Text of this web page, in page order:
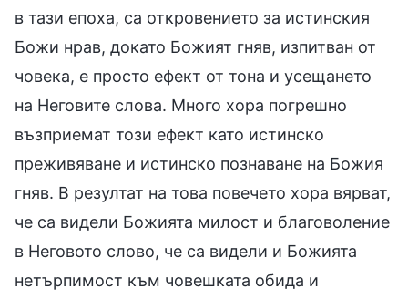
в тази епоха, са откровението за истинския
Божи нрав, докато Божият гняв, изпитван от
човека, е просто ефект от тона и усещането
на Неговите слова. Много хора погрешно
възприемат този ефект като истинско
преживяване и истинско познаване на Божия
гняв. В резултат на това повечето хора вярват,
че са видели Божията милост и благоволение
в Неговото слово, че са видели и Божията
нетърпимост към човешката обида и